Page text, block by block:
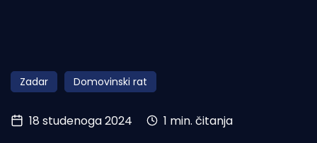
Obala
Otoci
Turizam i nautika
Zadar Domovinski rat
18 studenoga 2024 1 min. čitanja